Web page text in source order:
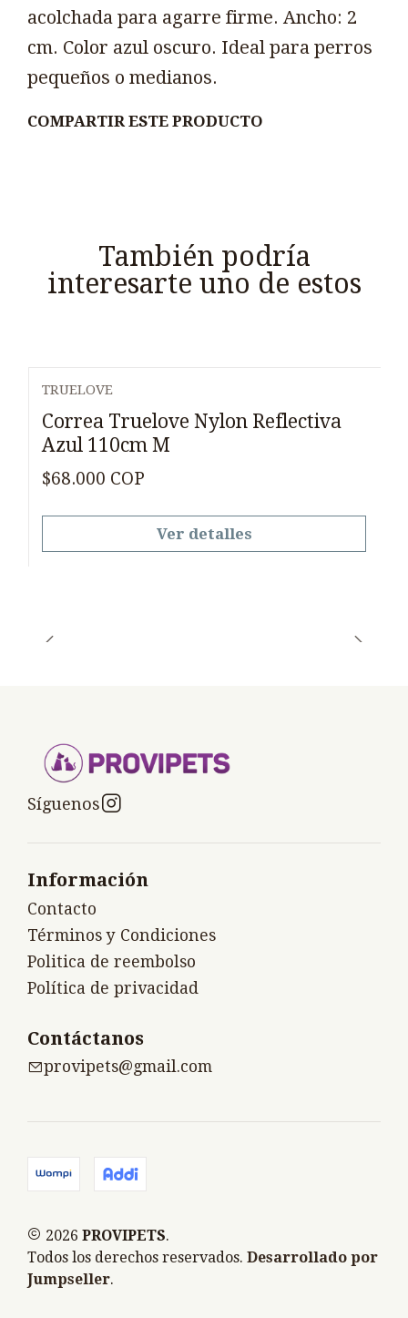
acolchada para agarre firme. Ancho: 2
cm. Color azul oscuro. Ideal para perros
pequeños o medianos.
COMPARTIR ESTE PRODUCTO
También podría
interesarte uno de estos
TRUELOVE
Correa Truelove Nylon Reflectiva
Azul 110cm M
$68.000 COP
Ver detalles
Síguenos
Información
Contacto
Términos y Condiciones
Politica de reembolso
Política de privacidad
Contáctanos
provipets@gmail.com
2026 PROVIPETS.
Todos los derechos reservados. Desarrollado por
Jumpseller.